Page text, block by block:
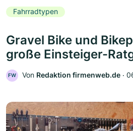
Fahrradtypen
Gravel Bike und
große Einsteiger-
FW Von Redaktion firmenweb.de ‧